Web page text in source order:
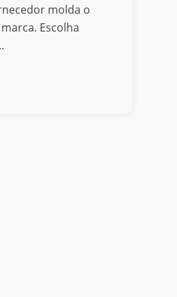
molda o
Escolha